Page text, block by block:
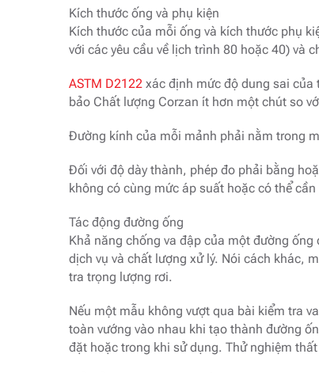
Kích thước ống và phụ kiện
Kích thước của mỗi ống và kích thước phụ
với các yêu cầu về lịch trình 80 hoặc 40) và
ASTM D2122 xác định mức độ dung sai
bảo Chất lượng Corzan ít hơn một chút so
Đường kính của mỗi mảnh phải nằm trong
Đối với độ dày thành, phép đo phải bằng
không có cùng mức áp suất hoặc có thể cần
Tác động đường ống
Khả năng chống va đập của một đường
dịch vụ và chất lượng xử lý. Nói cách khác,
tra trọng lượng rơi.
Nếu một mẫu không vượt qua bài kiểm tra
toàn vướng vào nhau khi tạo thành đường
đặt hoặc trong khi sử dụng. Thử nghiệm